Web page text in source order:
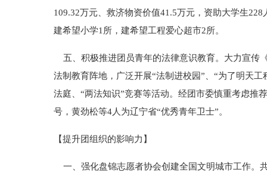
109.32万元、救济物资价值41.5万元，资助大学生
建希望小学1所，建希望工程爱心超市2所。
五、积极推进团员青年的法律意识教育。大力宣传
法制教育阵地，广泛开展“法制进校园”、“为了明天
法庭、“两法知识”竞赛等活动。经团市委慎重考虑推
号，黄劲松等4人为辽宁省“优秀青年卫士”。
【提升团组织的影响力】
一、强化盘锦志愿者协会创建全国文明城市工作。